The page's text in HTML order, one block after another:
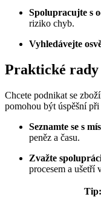
Spolupracujte s
riziko chyb.
Vyhledávejte
Praktické rady
Chcete podnikat se
pomohou být úspěšní
Seznamte se s
peněz a času.
Zvažte
procesem a ušetří
Tip: